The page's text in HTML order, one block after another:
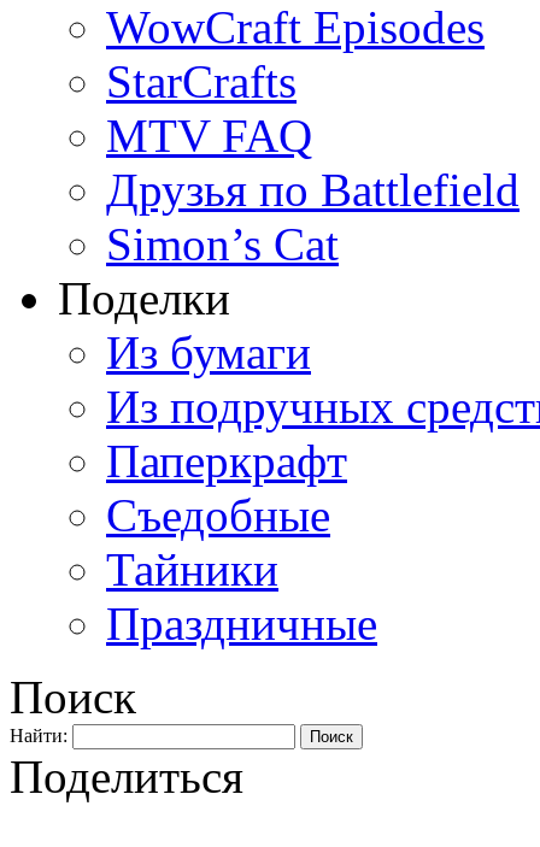
WowCraft Episodes
StarCrafts
MTV FAQ
Друзья по Battlefield
Simon’s Cat
Поделки
Из бумаги
Из подручных
Паперкрафт
Съедобные
Тайники
Праздничные
Поиск
Найти:
Поделиться